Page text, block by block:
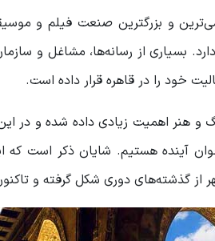
و بزرگترین صنعت فیلم و
دارد. بسیاری از رسانه‌ها، مشاغل و
خود را در قاهره قرار داده است.
و هنر اهمیت زیادی داده شده و در
از گذشته‌های دوری شکل گرفته و